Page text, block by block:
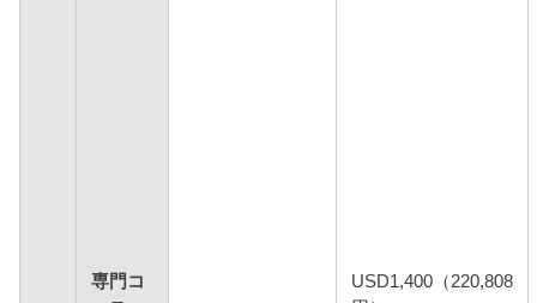
専門コ
USD1,400（220,808